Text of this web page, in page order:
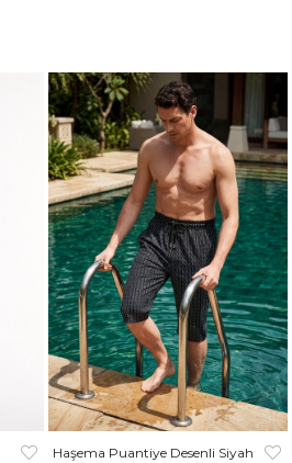
Haşema Puantiye Desenli Siyah